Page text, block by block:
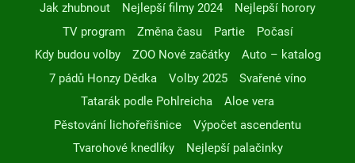
Jak zhubnout Nejlepší filmy 2024
Nejlepší horory
TV program
Změna času Partie
Počasí
Kdy budou volby
ZOO Nové začátky
Auto – katalog
7 pádů Honzy Dědka
Volby 2025
Svařené víno
Tatarák podle Pohlreicha
Aloe vera
Pěstování lichořeřišnice
Výpočet ascendentu
Tvarohové knedlíky
Nejlepší palačinky